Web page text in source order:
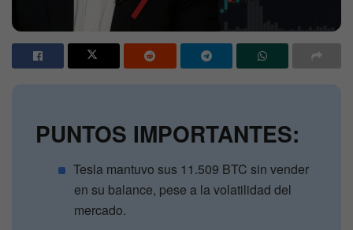
PUNTOS IMPORTANTES:
Tesla mantuvo sus 11.509 BTC sin vender
en su balance, pese a la volatilidad del
mercado.